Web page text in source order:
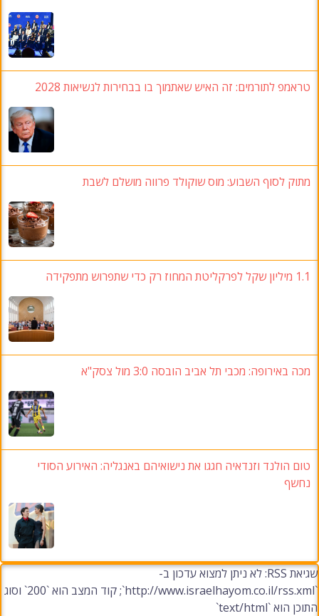
טראמפ לתורמים: זה האיש שאתמוך בו בבחירות לנשיאות 2028
מתוק לסוף השבוע: מוס שוקולד פרווה מושלם לשבת
1.1 מיליון שקל לפרקליטת המחוז רק כדי שתפרוש מתפקידה
מכה באירופה: מכבי תל אביב הובסה 3:0 מול צסק"א
טום הולנד וזנדאיה חגגו את נישואיהם באנגליה: האירוע הסודי
נחשף
שגיאת RSS: לא ניתן למצוא עדכון ב-
`http://www.israelhayom.co.il/rss.xml`; קוד המצב הוא `200` וסוג
התוכן הוא `text/html`